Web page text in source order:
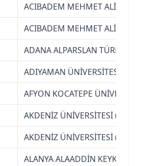
ACIBADEM MEHMET ALİ
ACIBADEM MEHMET ALİ
ADANA ALPARSLAN TÜRKEŞ
ADIYAMAN ÜNİVERSİTESİ
AFYON KOCATEPE
AKDENİZ ÜNİVERSİTESİ
AKDENİZ ÜNİVERSİTESİ
ALANYA ALAADDİN KEYKUBAT